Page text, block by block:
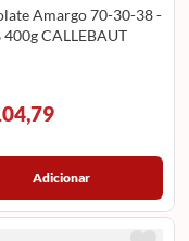
Amargo 70-30-38 -
400g CALLEBAUT
Adicionar